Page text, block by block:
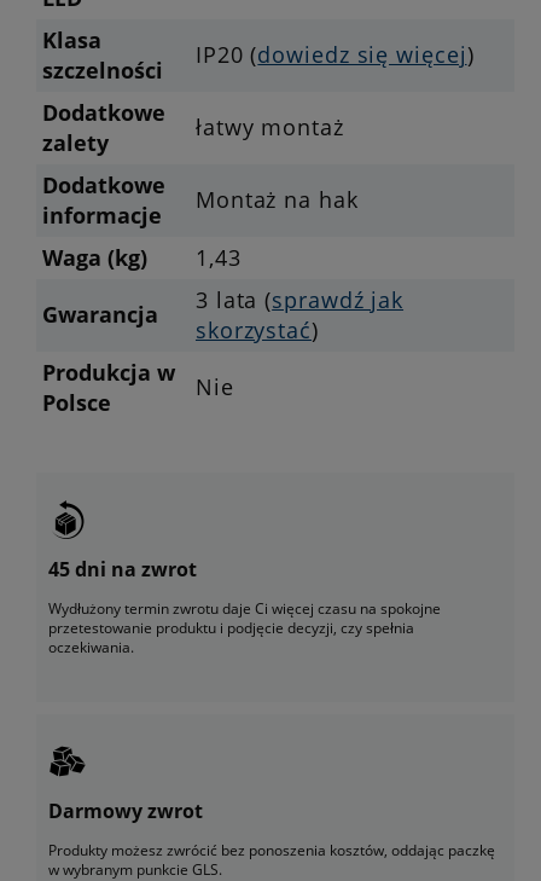
Klasa
szczelności
IP20 (dowiedz się więcej)
Dodatkowe
zalety
łatwy montaż
Dodatkowe
informacje
Montaż na hak
Waga (kg)
1,43
Gwarancja
3 lata (sprawdź jak
skorzystać)
Produkcja w
Polsce
Nie
45 dni na zwrot
Wydłużony termin zwrotu daje Ci więcej czasu na spokojne
przetestowanie produktu i podjęcie decyzji, czy spełnia
oczekiwania.
Darmowy zwrot
Produkty możesz zwrócić bez ponoszenia kosztów, oddając paczkę
w wybranym punkcie GLS.